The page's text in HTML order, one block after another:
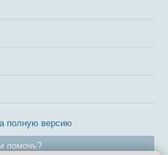
полную версию
помочь?